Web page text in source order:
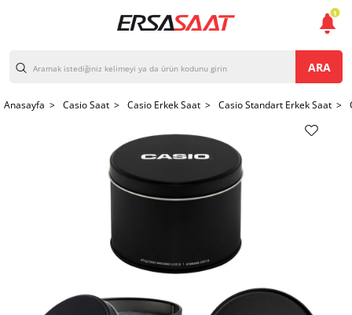
ARA
Anasayfa > Casio Saat > Casio Erkek Saat > Casio Standart Erkek Saat >
1